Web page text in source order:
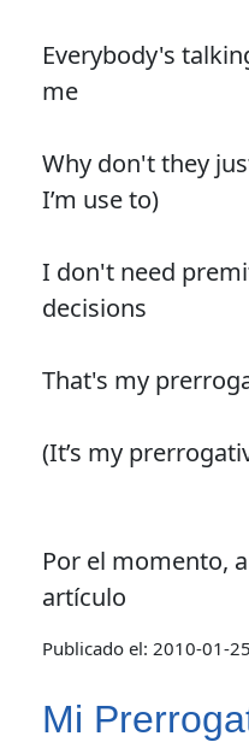
Everybody's
me
Why don't they
I’m use to)
I don't need
decisions
That's my
(It’s my
Por el momento,
artículo
Publicado el: 2010-01-
Mi